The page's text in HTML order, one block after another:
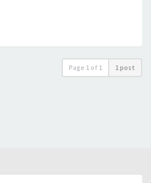
Page 1 of 1 1 post